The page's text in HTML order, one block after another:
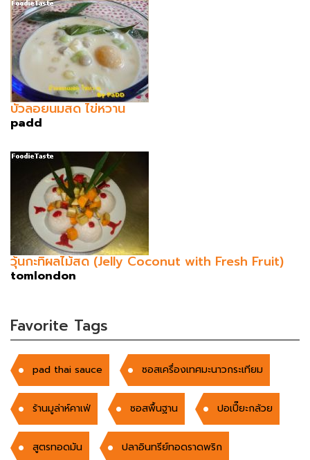
บัวลอยนมสด ไข่หวาน
padd
วุ้นกะทิผลไม้สด (Jelly Coconut with Fresh Fruit)
tomlondon
Favorite Tags
pad thai sauce ซอสเครื่องเทศมะนาวกระเทียม
ร้านมูล่าห์คาเฟ่ ซอสพื้นฐาน ปอเปี๊ยะกล้วย
สูตรทอดมัน ปลาอินทรีย์ทอดราดพริก